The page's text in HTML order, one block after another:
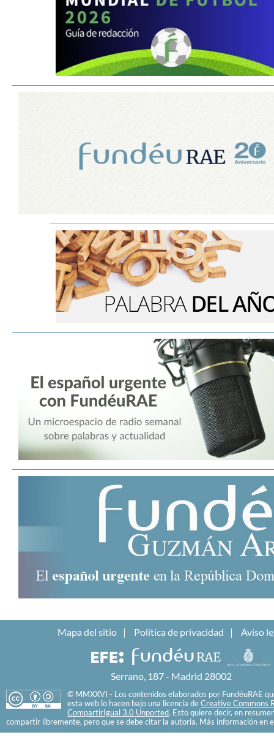
Mapa del sitio Política de privacidad Aviso
Serrano, 187 - Madrid 28002
© MMXXVI - Los contenidos elaborados por FundéuRAE
esta web lo hacen bajo una licencia de Creative Commons
CompartirIgual 3.0 Unported. Esto quiere decir, en
compartir libremente, pero que se debe citar la autoría. Más información en